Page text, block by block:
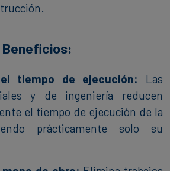
Beneficios:
tiempo de ejecución:
Las
y de ingeniería reducen
el tiempo de ejecución de la
prácticamente solo su